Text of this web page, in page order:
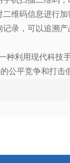
维码信息进行加
录，可以追溯
种利用现代科技
公平竞争和打击